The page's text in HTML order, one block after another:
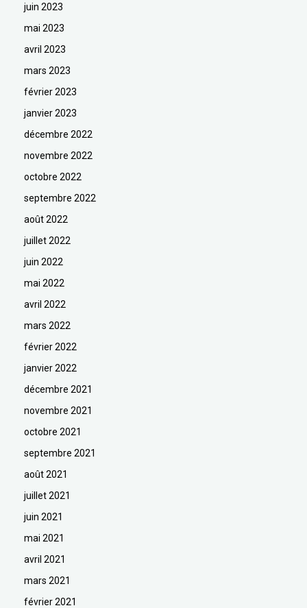
juin 2023
mai 2023
avril 2023
mars 2023
février 2023
janvier 2023
décembre 2022
novembre 2022
octobre 2022
septembre 2022
août 2022
juillet 2022
juin 2022
mai 2022
avril 2022
mars 2022
février 2022
janvier 2022
décembre 2021
novembre 2021
octobre 2021
septembre 2021
août 2021
juillet 2021
juin 2021
mai 2021
avril 2021
mars 2021
février 2021